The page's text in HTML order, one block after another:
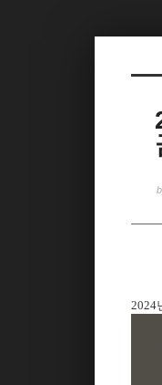
2024
스케치북5
스케치북5